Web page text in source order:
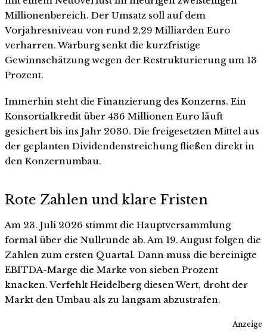
Millionenbereich. Der Umsatz soll auf dem
Vorjahresniveau von rund 2,29 Milliarden Euro
verharren. Warburg senkt die kurzfristige
Gewinnschätzung wegen der Restrukturierung um 13
Prozent.
Immerhin steht die Finanzierung des Konzerns. Ein
Konsortialkredit über 436 Millionen Euro läuft
gesichert bis ins Jahr 2030. Die freigesetzten Mittel aus
der geplanten Dividendenstreichung fließen direkt in
den Konzernumbau.
Rote Zahlen und klare Fristen
Am 23. Juli 2026 stimmt die Hauptversammlung
formal über die Nullrunde ab. Am 19. August folgen die
Zahlen zum ersten Quartal. Dann muss die bereinigte
EBITDA-Marge die Marke von sieben Prozent
knacken. Verfehlt Heidelberg diesen Wert, droht der
Markt den Umbau als zu langsam abzustrafen.
Anzeige